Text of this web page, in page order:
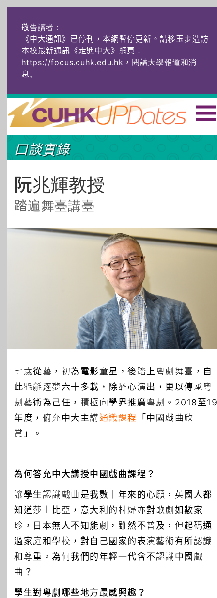
敬告讀者：
《中大通訊》已停刊，本網暫停更新。請移玉步造訪
本校最新通訊《走進中大》網頁：
https://focus.cuhk.edu.hk，閱讀大學報道和消
息。
主頁 | ENG | 简体 |
頭條
社創薈動 六物窺人
藝士匹靈 雅共賞
口談實錄
阮兆輝教授
踏遍舞臺講臺
七歲從藝，初為電影童星，後踏上粵劇舞臺，自
此氍毹逐夢六十多載，除醉心演出，更以傳承粵
劇藝術為己任，積極向學界推廣粵劇。2018至19
年度，俯允中大主講通識課程
「中國戲曲欣
賞」。
為何答允中大講授中國戲曲課程？
讓學生認識戲曲是我數十年來的心願，英國人都
知道莎士比亞，意大利的村婦亦對歌劇如數家
珍，日本無人不知能劇，雖然不普及，但起碼通
過家庭和學校，對自己國家的表演藝術有所認識
和尊重。為何我們的年輕一代會不認識中國戲
曲？
學生對粵劇哪些地方最感興趣？